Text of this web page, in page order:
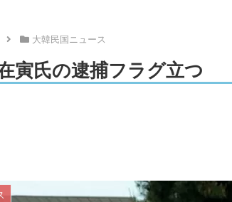
大韓民国ニュース
寅氏の逮捕フラグ立つ